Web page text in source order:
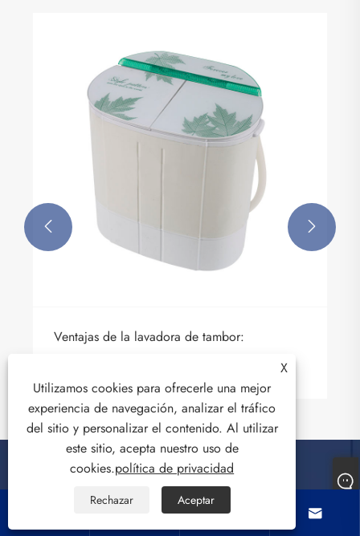
Ventajas de la lavadora de tambor:
 
Sobre nosotros  
X
Utilizamos cookies para ofrecerle una mejor
experiencia de navegación, analizar el tráfico
del sitio y personalizar el contenido. Al utilizar
este sitio, acepta nuestro uso de
cookies.política de privacidad
Rechazar Aceptar